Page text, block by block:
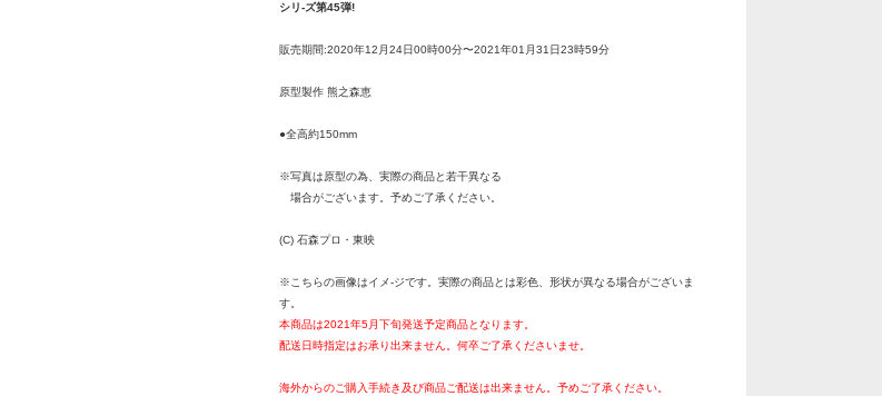
シリ-ズ第45弾!
販売期間:2020年12月24日00時00分〜2021年01月31日23時59分
原型製作 熊之森恵
●全高約150mm
※写真は原型の為、実際の商品と若干異なる
場合がございます。予めご了承ください。
(C) 石森プロ・東映
※こちらの画像はイメ-ジです。実際の商品とは彩色、形状が異なる場合がございま
す。
本商品は2021年5月下旬発送予定商品となります。
配送日時指定はお承り出来ません。何卒ご了承くださいませ。
海外からのご購入手続き及び商品ご配送は出来ません。予めご了承ください。